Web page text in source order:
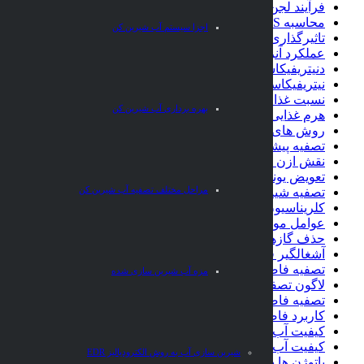
اجزا سیستم آب شیرین کن
بهره برداری آب شیرین کن
مراحل مختلف تصفیه آب شیرین کن
مزه آب شیرین سازی شده
شیرین سازی آب به روش الکترودیالیز EDR
فرآیند لجن فعال
محاسبه MLVSS و MLSS
تاثیرگذاری متقابل میکروارگانیزم ها و دیگر جانداران
عملکرد آنزیم ها در تصفیه فاضلاب
دنیتریفیکاسیون در تصفیه فاضلاب
نیتریفیکاسیون در تصفیه فاضلاب
نسبت غذا به میکروارگانیسم
هرم غذایی لجن فعال
روش های سبک کردن آب
تصفیه پیشرفته فاضلاب
نقش ازن در گندزدایی آب و فاضلاب
تعویض یونی
تصفیه شیمیایی آب
کلریناسیون فاضلاب
عوامل موثر در تصفیه فاضلاب
حذف گازها از آب
آشغالگیر فاضلاب
تصفیه فاضلاب به وسیله زمین
لاگون تصفیه فاضلاب
تصفیه فاضلاب از طریق رقیق نمودن
کاربرد فاضلاب و لجن آن در کشاورزی
کیفیت آب های زیرزمینی
کیفیت آب رودخانه ها